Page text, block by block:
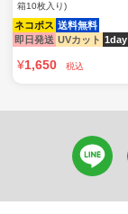
箱10枚入り)
ネコポス 送料無料
即日発送 UVカット 1day
¥1,650 税込